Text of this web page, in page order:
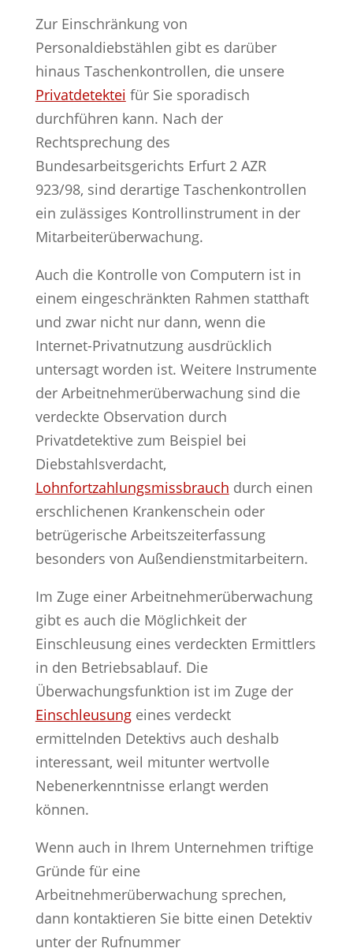
Zur Einschränkung von
Personaldiebstählen gibt es darüber
hinaus Taschenkontrollen, die unsere
Privatdetektei für Sie sporadisch
durchführen kann. Nach der
Rechtsprechung des
Bundesarbeitsgerichts Erfurt 2 AZR
923/98, sind derartige Taschenkontrollen
ein zulässiges Kontrollinstrument in der
Mitarbeiterüberwachung.
Auch die Kontrolle von Computern ist in
einem eingeschränkten Rahmen statthaft
und zwar nicht nur dann, wenn die
Internet-Privatnutzung ausdrücklich
untersagt worden ist. Weitere Instrumente
der Arbeitnehmerüberwachung sind die
verdeckte Observation durch
Privatdetektive zum Beispiel bei
Diebstahlsverdacht,
Lohnfortzahlungsmissbrauch durch einen
erschlichenen Krankenschein oder
betrügerische Arbeitszeiterfassung
besonders von Außendienstmitarbeitern.
Im Zuge einer Arbeitnehmerüberwachung
gibt es auch die Möglichkeit der
Einschleusung eines verdeckten Ermittlers
in den Betriebsablauf. Die
Überwachungsfunktion ist im Zuge der
Einschleusungeines verdeckt
ermittelnden Detektivs auch deshalb
interessant, weil mitunter wertvolle
Nebenerkenntnisse erlangt werden
können.
Wenn auch in Ihrem Unternehmen triftige
Gründe für eine
Arbeitnehmerüberwachung sprechen,
dann kontaktieren Sie bitte einen Detektiv
unter der Rufnummer